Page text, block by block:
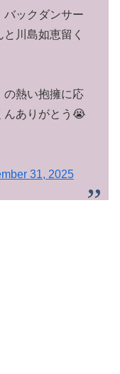
バックダンサー
川島如恵留く
の熱い抱擁に応
んありがとう😭
31, 2025